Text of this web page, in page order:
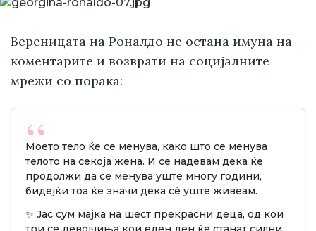
Вереницата на Роналдо не остана имуна на
коментарите и возврати на социјалните
мрежи со порака:
Моето тело ќе се менува, како што се менува
телото на секоја жена. И се надевам дека ќе
продолжи да се менува уште многу години,
бидејќи тоа ќе значи дека сè уште живеам.
✨ Јас сум мајка на шест прекрасни деца, од кои